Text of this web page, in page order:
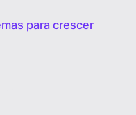
para crescer